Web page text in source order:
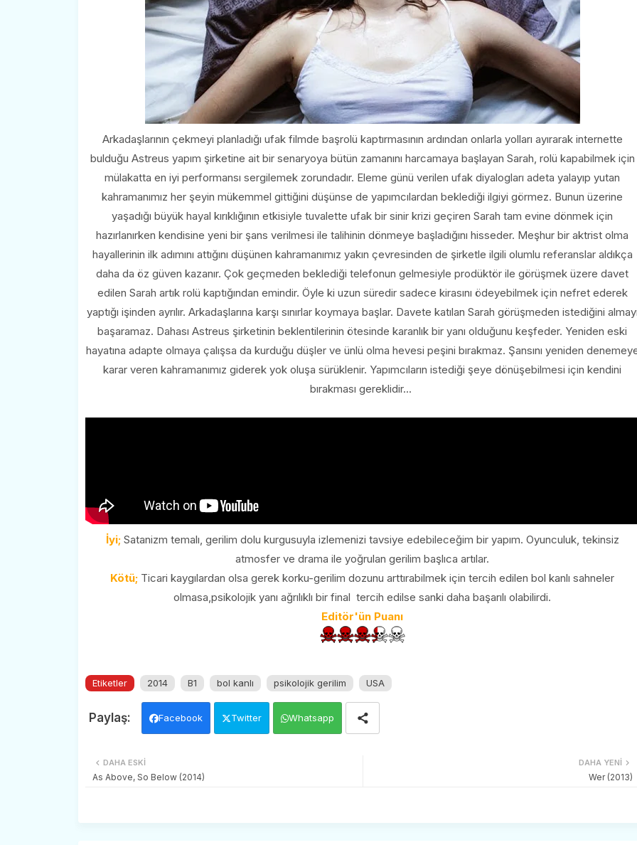
Arkadaşlarının çekmeyi planladığı ufak filmde başrolü kaptırmasının ardından onlarla yolları ayırarak internette
bulduğu Astreus yapım şirketine ait bir senaryoya bütün zamanını harcamaya başlayan Sarah, rolü kapabilmek için
mülakatta en iyi performansı sergilemek zorundadır. Eleme günü verilen ufak diyalogları adeta yalayıp yutan
kahramanımız her şeyin mükemmel gittiğini düşünse de yapımcılardan beklediği ilgiyi görmez. Bunun üzerine
yaşadığı büyük hayal kırıklığının etkisiyle tuvalette ufak bir sinir krizi geçiren Sarah tam evine dönmek için
hazırlanırken kendisine yeni bir şans verilmesi ile talihinin dönmeye başladığını hisseder. Meşhur bir aktrist olma
hayallerinin ilk adımını attığını düşünen kahramanımız yakın çevresinden de şirketle ilgili olumlu referanslar aldıkça
daha da öz güven kazanır. Çok geçmeden beklediği telefonun gelmesiyle prodüktör ile görüşmek üzere davet
edilen Sarah artık rolü kaptığından emindir. Öyle ki uzun süredir sadece kirasını ödeyebilmek için nefret ederek
yaptığı işinden ayrılır. Arkadaşlarına karşı sınırlar koymaya başlar. Davete katılan Sarah görüşmeden istediğini
başaramaz. Dahası Astreus şirketinin beklentilerinin ötesinde karanlık bir yanı olduğunu keşfeder. Yeniden eski
hayatına adapte olmaya çalışsa da kurduğu düşler ve ünlü olma hevesi peşini bırakmaz. Şansını yeniden
karar veren kahramanımız giderek yok oluşa sürüklenir. Yapımcıların istediği şeye dönüşebilmesi için kendini
bırakması gereklidir...
İyi; Satanizm temalı, gerilim dolu kurgusuyla izlemenizi tavsiye edebileceğim bir yapım. Oyunculuk, tekinsiz
atmosfer ve drama ile yoğrulan gerilim başlıca artılar.
Kötü; Ticari kaygılardan olsa gerek korku-gerilim dozunu arttırabilmek için tercih edilen bol kanlı sahneler
olmasa,psikolojik yanı ağrılıklı bir final tercih edilse sanki daha başarılı olabilirdi.
Editör'ün Puanı
Etiketler 2014 B1 bol kanlı psikolojik gerilim USA
Facebook Twitter Whatsapp
DAHA YENI
Wer (2013)
DAHA ESKI
As Above, So Below (2014)